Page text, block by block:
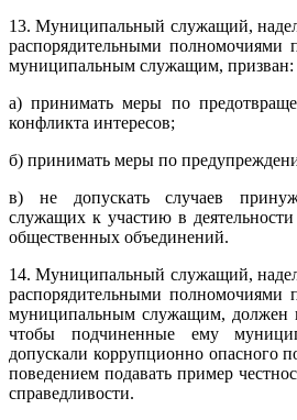
13. Муниципальный служащий,
распорядительными
муниципальным служащим, призван:
а) принимать меры по
конфликта интересов;
б) принимать меры по
в) не допускать случаев
служащих к участию в
общественных объединений.
14. Муниципальный служащий,
распорядительными
муниципальным служащим, должен
чтобы подчиненные ему
допускали коррупционно опасного
поведением подавать пример
справедливости.